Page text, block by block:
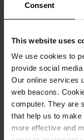
Consent
This website uses
We use cookies to
provide social
Our online services
web beacons.
computer. They are
that help us to
more effective and
Како да
За да добиете
да го
обезбедиме
да го
09/01/2023 09:00
прифатите